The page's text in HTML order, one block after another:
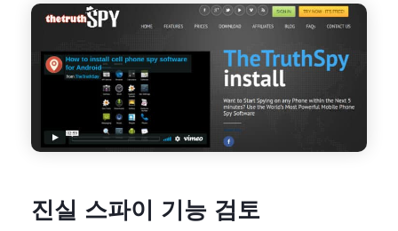
진실 스파이 기능 검토